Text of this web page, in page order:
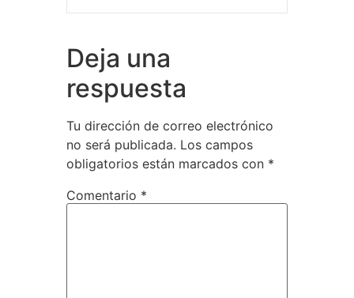
Deja una
respuesta
Tu dirección de correo electrónico
no será publicada. Los campos
obligatorios están marcados con *
Comentario *